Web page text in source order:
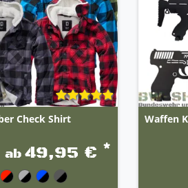
Check Shirt
ab49,95 € *
Waffen